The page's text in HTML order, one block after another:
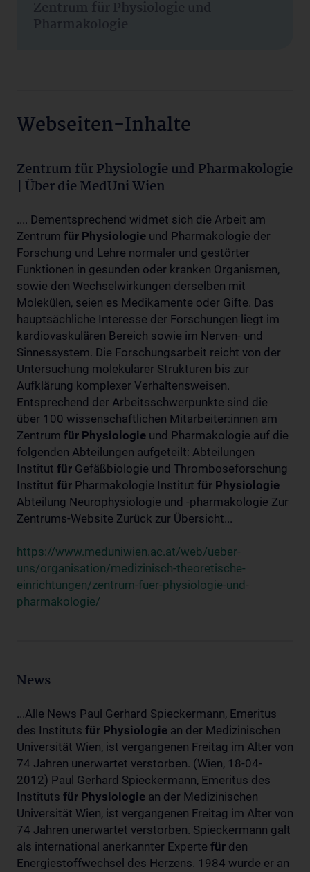
Zentrum für Physiologie und
Pharmakologie
Webseiten-Inhalte
Zentrum für Physiologie und Pharmakologie
| Über die MedUni Wien
.... Dementsprechend widmet sich die Arbeit am
Zentrum für Physiologie und Pharmakologie der
Forschung und Lehre normaler und gestörter
Funktionen in gesunden oder kranken Organismen,
sowie den Wechselwirkungen derselben mit
Molekülen, seien es Medikamente oder Gifte. Das
hauptsächliche Interesse der Forschungen liegt im
kardiovaskulären Bereich sowie im Nerven- und
Sinnessystem. Die Forschungsarbeit reicht von der
Untersuchung molekularer Strukturen bis zur
Aufklärung komplexer Verhaltensweisen.
Entsprechend der Arbeitsschwerpunkte sind die
über 100 wissenschaftlichen Mitarbeiter:innen am
Zentrum für Physiologie und Pharmakologie auf die
folgenden Abteilungen aufgeteilt: Abteilungen
Institut für Gefäßbiologie und Thromboseforschung
Institut für Pharmakologie Institut für Physiologie
Abteilung Neurophysiologie und -pharmakologie Zur
Zentrums-Website Zurück zur Übersicht...
https://www.meduniwien.ac.at/web/ueber-
uns/organisation/medizinisch-theoretische-
einrichtungen/zentrum-fuer-physiologie-und-
pharmakologie/
News
...Alle News Paul Gerhard Spieckermann, Emeritus
des Instituts für Physiologie an der Medizinischen
Universität Wien, ist vergangenen Freitag im Alter von
74 Jahren unerwartet verstorben. (Wien, 18-04-
2012) Paul Gerhard Spieckermann, Emeritus des
Instituts für Physiologie an der Medizinischen
Universität Wien, ist vergangenen Freitag im Alter von
74 Jahren unerwartet verstorben. Spieckermann galt
als international anerkannter Experte für den
Energiestoffwechsel des Herzens. 1984 wurde er an